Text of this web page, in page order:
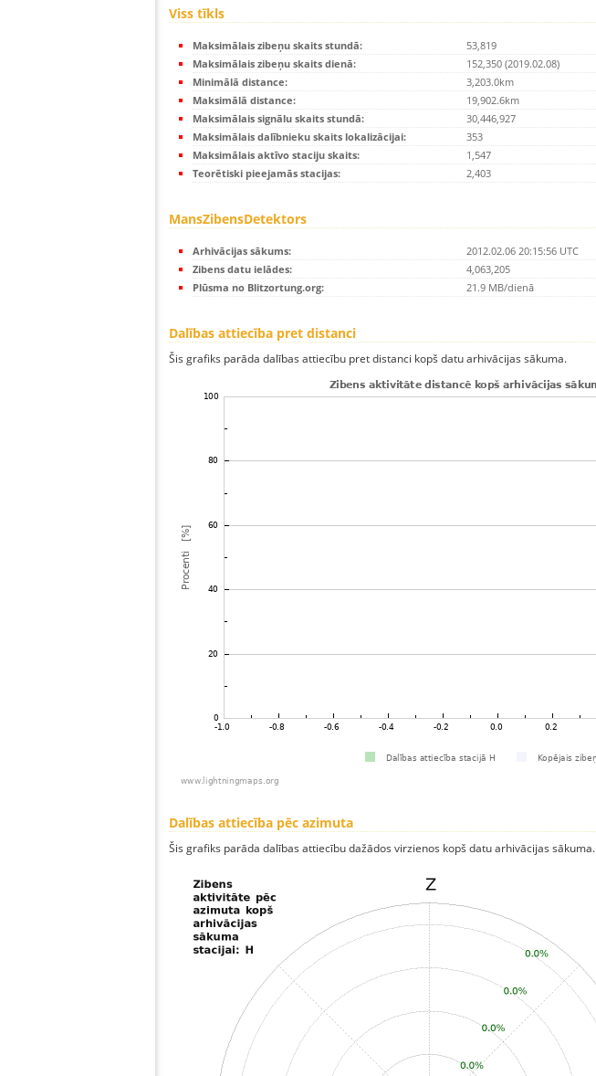
Viss tīkls
Maksimālais zibeņu skaits stundā:
53,819
Maksimālais zibeņu skaits dienā:
152,350 (2019.02.08)
Minimālā distance:
3,203.0km
Maksimālā distance:
19,902.6km
Maksimālais signālu skaits stundā:
30,446,927
Maksimālais dalībnieku skaits lokalizācijai:
353
Maksimālais aktīvo staciju skaits:
1,547
Teorētiski pieejamās stacijas:
2,403
MansZibensDetektors
Arhivācijas sākums:
2012.02.06 20:15:56 UTC
Zibens datu ielādes:
4,063,205
Plūsma no Blitzortung.org:
21.9 MB/dienā
Dalības attiecība pret distanci
Šis grafiks parāda dalības attiecību pret distanci kopš datu arhivācijas sākuma.
Dalības attiecība pēc azimuta
Šis grafiks parāda dalības attiecību dažādos virzienos kopš datu arhivācijas sākuma.